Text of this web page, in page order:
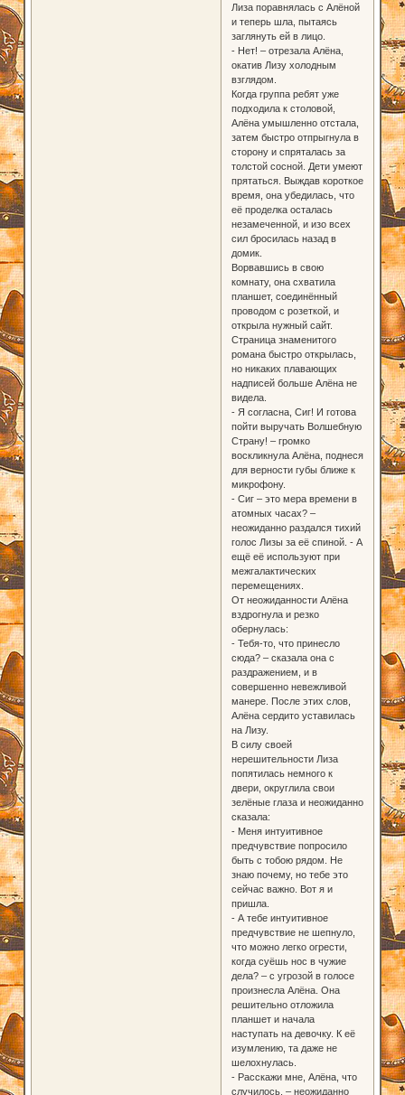
Лиза поравнялась с Алёной
и теперь шла, пытаясь
заглянуть ей в лицо.
- Нет! – отрезала Алёна,
окатив Лизу холодным
взглядом.
Когда группа ребят уже
подходила к столовой,
Алёна умышленно отстала,
затем быстро отпрыгнула в
сторону и спряталась за
толстой сосной. Дети умеют
прятаться. Выждав короткое
время, она убедилась, что
её проделка осталась
незамеченной, и изо всех
сил бросилась назад в
домик.
Ворвавшись в свою
комнату, она схватила
планшет, соединённый
проводом с розеткой, и
открыла нужный сайт.
Страница знаменитого
романа быстро открылась,
но никаких плавающих
надписей больше Алёна не
видела.
- Я согласна, Сиг! И готова
пойти выручать Волшебную
Страну! – громко
воскликнула Алёна, поднеся
для верности губы ближе к
микрофону.
- Сиг – это мера времени в
атомных часах? –
неожиданно раздался тихий
голос Лизы за её спиной. - А
ещё её используют при
межгалактических
перемещениях.
От неожиданности Алёна
вздрогнула и резко
обернулась:
- Тебя-то, что принесло
сюда? – сказала она с
раздражением, и в
совершенно невежливой
манере. После этих слов,
Алёна сердито уставилась
на Лизу.
В силу своей
нерешительности Лиза
попятилась немного к
двери, округлила свои
зелёные глаза и неожиданно
сказала:
- Меня интуитивное
предчувствие попросило
быть с тобою рядом. Не
знаю почему, но тебе это
сейчас важно. Вот я и
пришла.
- А тебе интуитивное
предчувствие не шепнуло,
что можно легко огрести,
когда суёшь нос в чужие
дела? – с угрозой в голосе
произнесла Алёна. Она
решительно отложила
планшет и начала
наступать на девочку. К её
изумлению, та даже не
шелохнулась.
- Расскажи мне, Алёна, что
случилось, – неожиданно